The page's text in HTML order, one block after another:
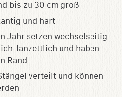
bis zu 30 cm groß
und hart
Jahr setzen wechselseitig
lanzettlich und haben
Rand
verteilt und können